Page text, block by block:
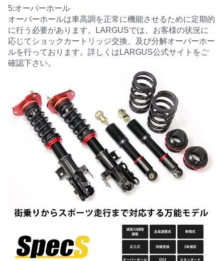
5:オーバーホール
オーバーホールは車高調を正常に機能させるために定期的
に行う必要があります。LARGUSでは、お客様の状況に
応じてショックカートリッジ交換、及び分解オーバーホー
ルを行っております。詳しくはLARGUS公式サイトをご
確認下さい。